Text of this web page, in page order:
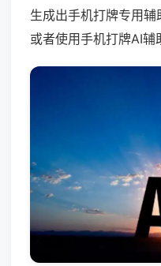
生成出手机打牌专用
或者使用手机打牌AI辅